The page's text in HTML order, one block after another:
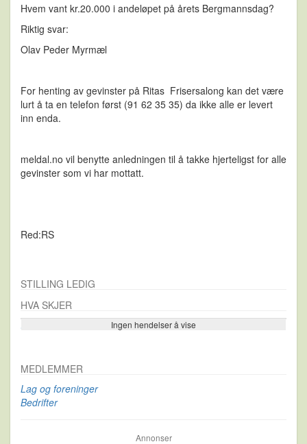
Hvem vant kr.20.000 i andeløpet på årets Bergmannsdag?
Riktig svar:
Olav Peder Myrmæl
For henting av gevinster på Ritas Frisersalong kan det være
lurt å ta en telefon først (91 62 35 35) da ikke alle er levert
inn enda.
meldal.no vil benytte anledningen til å takke hjerteligst for alle
gevinster som vi har mottatt.
Red:RS
STILLING LEDIG
HVA SKJER
Ingen hendelser å vise
Se flere…
MEDLEMMER
Lag og foreninger
Bedrifter
Annonser